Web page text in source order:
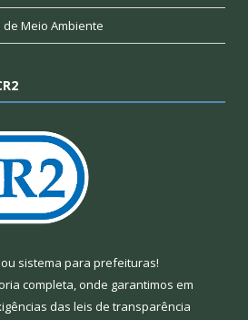
Meio Ambiente
ou sistema para prefeituras!
completa, onde garantimos em
das leis de transparência